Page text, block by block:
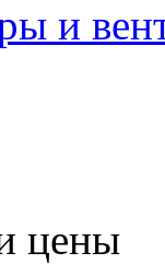
и
цены